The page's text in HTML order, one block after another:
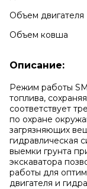
Объем двигателя
Объем ковша
Описание:
Режим работы
топлива,
соответствует
по охране
загрязняющих
гидравлическая
выемки грунта
экскаватора
работы для
двигателя и